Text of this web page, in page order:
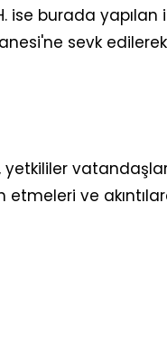
ise burada yapılan
sevk edilerek
yetkililer
ve